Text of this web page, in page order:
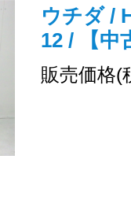
ウチダ /
12 / 【中
販売価格(